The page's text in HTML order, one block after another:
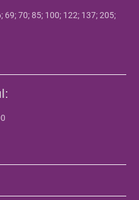
69; 70; 85; 100; 122; 137; 205;